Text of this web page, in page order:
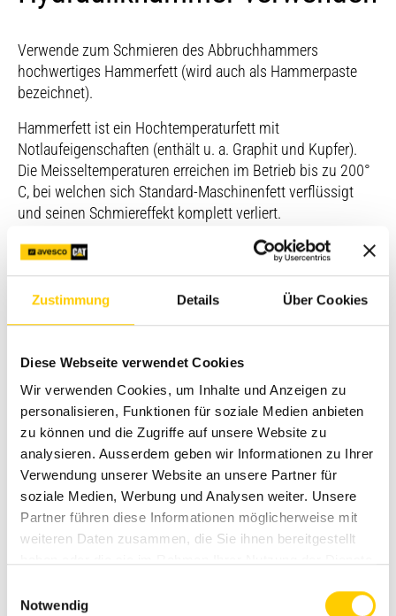
Zustimmung Details Über Cookies
Diese Webseite verwendet Cookies
Wir verwenden Cookies, um Inhalte und Anzeigen zu
personalisieren, Funktionen für soziale Medien anbieten
zu können und die Zugriffe auf unsere Website zu
analysieren. Ausserdem geben wir Informationen zu Ihrer
Verwendung unserer Website an unsere Partner für
soziale Medien, Werbung und Analysen weiter. Unsere
Partner führen diese Informationen möglicherweise mit
weiteren Daten zusammen, die Sie ihnen bereitgestellt
Notwendig
Verwende zum Schmieren des Abbruchhammers
hochwertiges Hammerfett (wird auch als Hammerpaste
bezeichnet).
Hammerfett ist ein Hochtemperaturfett mit
Notlaufeigenschaften (enthält u. a. Graphit und Kupfer).
Die Meisseltemperaturen erreichen im Betrieb bis zu 200°
C, bei welchen sich Standard-Maschinenfett verflüssigt
und seinen Schmiereffekt komplett verliert.
Richtigen Arbeitswinkel
verwenden
Arbeitswinkel von 90° am Objekt an. So entfaltet der
Hammer die optimale Schlagkraft auf das zu bearbeitende
Material und der Verschleiss des Meissels und der unteren
Meisselbüchse ist damit am geringsten.